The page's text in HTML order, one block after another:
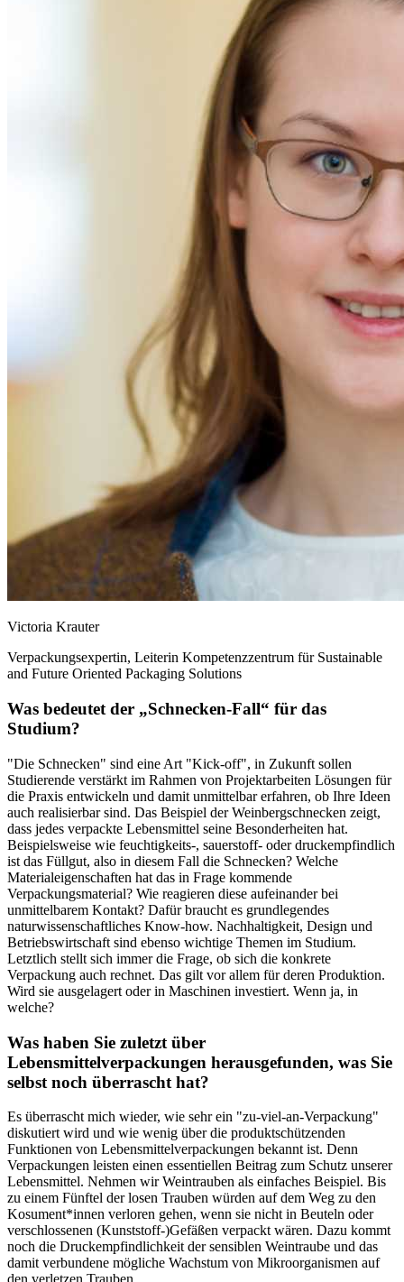
Victoria Krauter
Verpackungsexpertin, Leiterin Kompetenzzentrum für Sustainable
and Future Oriented Packaging Solutions
Was bedeutet der „Schnecken-Fall“ für das
Studium?
"Die Schnecken" sind eine Art "Kick-off", in Zukunft sollen
Studierende verstärkt im Rahmen von Projektarbeiten Lösungen für
die Praxis entwickeln und damit unmittelbar erfahren, ob Ihre Ideen
auch realisierbar sind. Das Beispiel der Weinbergschnecken zeigt,
dass jedes verpackte Lebensmittel seine Besonderheiten hat.
Beispielsweise wie feuchtigkeits-, sauerstoff- oder druckempfindlich
ist das Füllgut, also in diesem Fall die Schnecken? Welche
Materialeigenschaften hat das in Frage kommende
Verpackungsmaterial? Wie reagieren diese aufeinander bei
unmittelbarem Kontakt? Dafür braucht es grundlegendes
naturwissenschaftliches Know-how. Nachhaltigkeit, Design und
Betriebswirtschaft sind ebenso wichtige Themen im Studium.
Letztlich stellt sich immer die Frage, ob sich die konkrete
Verpackung auch rechnet. Das gilt vor allem für deren Produktion.
Wird sie ausgelagert oder in Maschinen investiert. Wenn ja, in
welche?
Was haben Sie zuletzt über
Lebensmittelverpackungen herausgefunden, was Sie
selbst noch überrascht hat?
Es überrascht mich wieder, wie sehr ein "zu-viel-an-Verpackung"
diskutiert wird und wie wenig über die produktschützenden
Funktionen von Lebensmittelverpackungen bekannt ist. Denn
Verpackungen leisten einen essentiellen Beitrag zum Schutz unserer
Lebensmittel. Nehmen wir Weintrauben als einfaches Beispiel. Bis
zu einem Fünftel der losen Trauben würden auf dem Weg zu den
Kosument*innen verloren gehen, wenn sie nicht in Beuteln oder
verschlossenen (Kunststoff-)Gefäßen verpackt wären. Dazu kommt
noch die Druckempfindlichkeit der sensiblen Weintraube und das
damit verbundene mögliche Wachstum von Mikroorganismen auf